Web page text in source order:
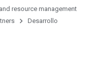
resource management
Desarrollo